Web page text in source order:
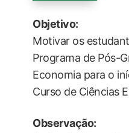
Objetivo:
Motivar os
Programa de Pós-
Economia para o
Curso de Ciências
Observação: